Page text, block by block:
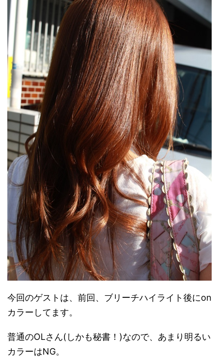
今回のゲストは、前回、ブリーチハイライト後にon
カラーしてます。
普通のOLさん(しかも秘書！)なので、あまり明るい
カラーはNG。